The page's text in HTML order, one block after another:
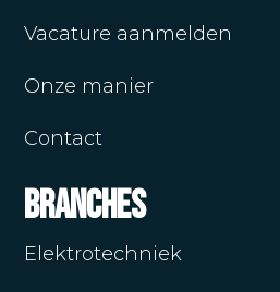
Vacature aanmelden
Onze manier
Contact
Branches
Elektrotechniek